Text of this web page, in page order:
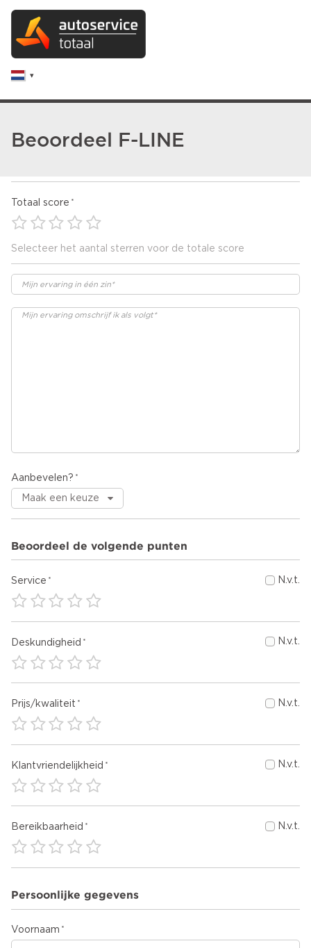
Beoordeel F-LINE
Totaal score
Selecteer het aantal sterren voor de totale score
Aanbevelen?
Beoordeel de volgende punten
Service N.v.t.
Deskundigheid N.v.t.
Prijs/kwaliteit N.v.t.
Klantvriendelijkheid N.v.t.
Bereikbaarheid N.v.t.
Persoonlijke gegevens
Voornaam